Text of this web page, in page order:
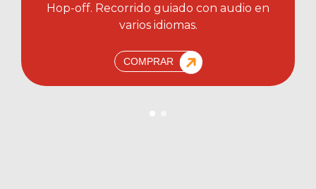
Hop-off. Recorrido guiado con audio en
varios idiomas.
COMPRAR